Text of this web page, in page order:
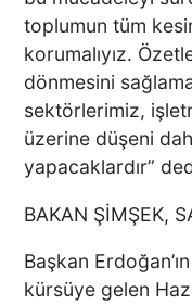
toplumun tüm
korumalıyız.
dönmesini
sektörlerimiz,
üzerine düşeni
yapacaklardır”
BAKAN ŞİMŞEK,
Başkan
kürsüye gelen